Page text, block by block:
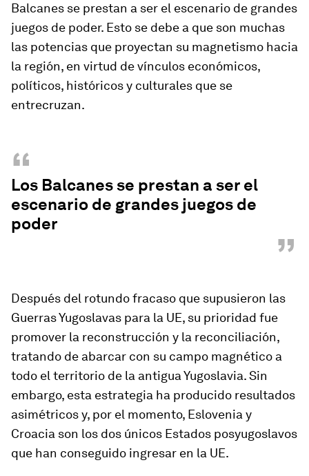
Balcanes se prestan a ser el escenario de grandes
juegos de poder. Esto se debe a que son muchas
las potencias que proyectan su magnetismo hacia
la región, en virtud de vínculos económicos,
políticos, históricos y culturales que se
entrecruzan.
“
Los Balcanes se prestan a ser el
escenario de grandes juegos de
poder
”
Después del rotundo fracaso que supusieron las
Guerras Yugoslavas para la UE, su prioridad fue
promover la reconstrucción y la reconciliación,
tratando de abarcar con su campo magnético a
todo el territorio de la antigua Yugoslavia. Sin
embargo, esta estrategia ha producido resultados
asimétricos y, por el momento, Eslovenia y
Croacia son los dos únicos Estados posyugoslavos
que han conseguido ingresar en la UE.